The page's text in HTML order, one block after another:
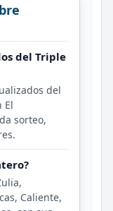
del Triple
del
El
sorteo,
Caliente,